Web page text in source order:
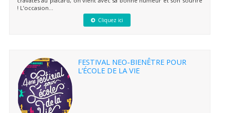
! L’occasion...
Cliquez ici
FESTIVAL NEO-BIENÊTRE POUR
L’ÉCOLE DE LA VIE